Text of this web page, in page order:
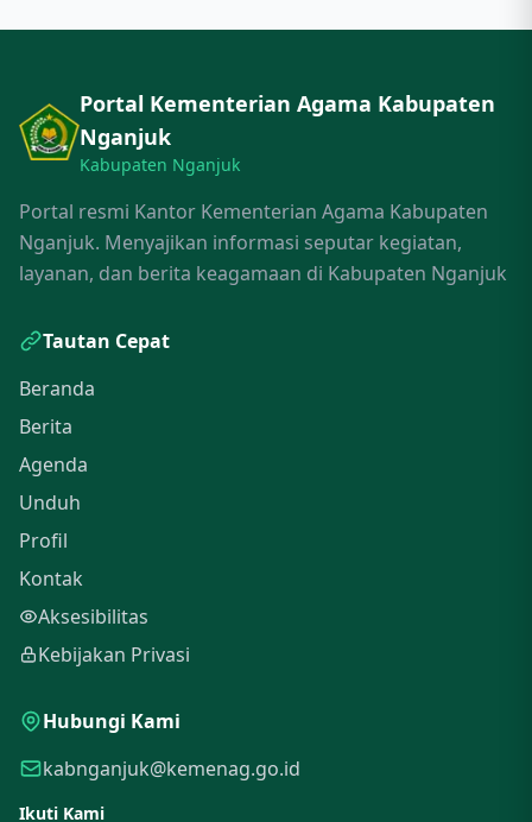
Portal Kementerian Agama Kabupaten
Nganjuk
Kabupaten Nganjuk
Portal resmi Kantor Kementerian Agama Kabupaten
Nganjuk. Menyajikan informasi seputar kegiatan,
layanan, dan berita keagamaan di Kabupaten Nganjuk
Tautan Cepat
Beranda
Berita
Agenda
Unduh
Profil
Kontak
Aksesibilitas
Kebijakan Privasi
Hubungi Kami
kabnganjuk@kemenag.go.id
Ikuti Kami